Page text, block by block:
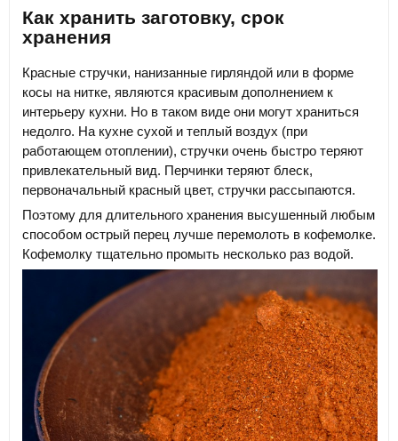
Как хранить заготовку, срок
хранения
Красные стручки, нанизанные гирляндой или в форме
косы на нитке, являются красивым дополнением к
интерьеру кухни. Но в таком виде они могут храниться
недолго. На кухне сухой и теплый воздух (при
работающем отоплении), стручки очень быстро теряют
привлекательный вид. Перчинки теряют блеск,
первоначальный красный цвет, стручки рассыпаются.
Поэтому для длительного хранения высушенный любым
способом острый перец лучше перемолоть в кофемолке.
Кофемолку тщательно промыть несколько раз водой.